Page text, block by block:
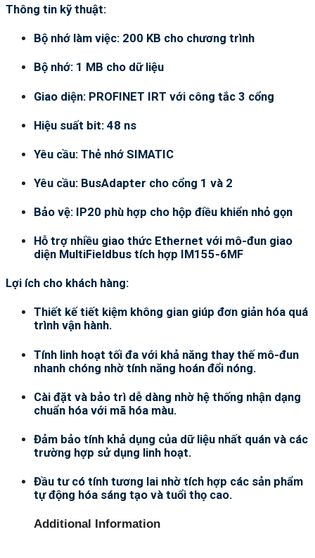
Thông tin kỹ thuật:
Bộ nhớ làm việc: 200 KB cho chương trình
Bộ nhớ: 1 MB cho dữ liệu
Giao diện: PROFINET IRT với công tắc 3 cổng
Hiệu suất bit: 48 ns
Yêu cầu: Thẻ nhớ SIMATIC
Yêu cầu: BusAdapter cho cổng 1 và 2
Bảo vệ: IP20 phù hợp cho hộp điều khiển nhỏ gọn
Hỗ trợ nhiều giao thức Ethernet với mô-đun giao
diện MultiFieldbus tích hợp IM155-6MF
Lợi ích cho khách hàng:
Thiết kế tiết kiệm không gian giúp đơn giản hóa quá
trình vận hành.
Tính linh hoạt tối đa với khả năng thay thế mô-đun
nhanh chóng nhờ tính năng hoán đổi nóng.
Cài đặt và bảo trì dễ dàng nhờ hệ thống nhận dạng
chuẩn hóa với mã hóa màu.
Đảm bảo tính khả dụng của dữ liệu nhất quán và các
trường hợp sử dụng linh hoạt.
Đầu tư có tính tương lai nhờ tích hợp các sản phẩm
tự động hóa sáng tạo và tuổi thọ cao.
Additional Information